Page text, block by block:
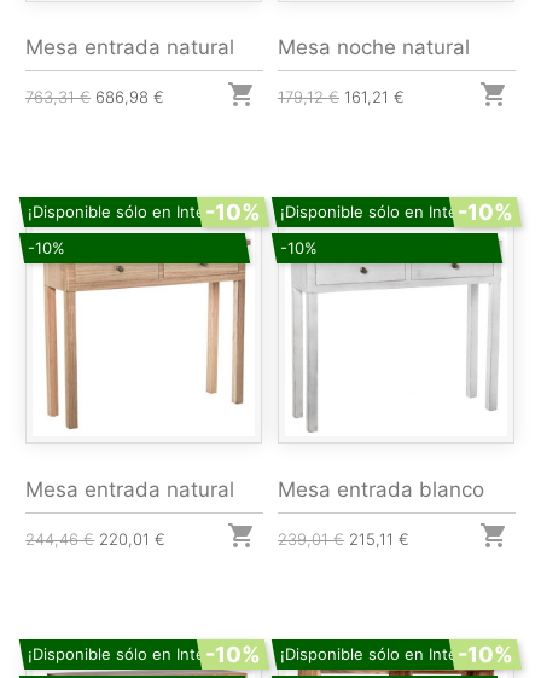
Mesa entrada natural
763,31 € 686,98 € 
Mesa noche natural
179,12 € 161,21 € 
¡Disponible sólo en Internet!
-10%
-10%
Mesa entrada natural
244,46 € 220,01 € 
¡Disponible sólo en Internet!
-10%
-10%
Mesa entrada blanco
239,01 € 215,11 € 
¡Disponible sólo en Internet!
-10%
¡Disponible sólo en Internet!
-10%